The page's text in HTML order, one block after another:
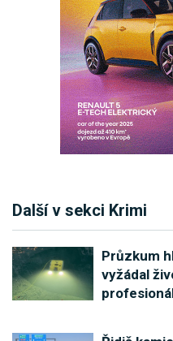
Další v sekci Krimi
Průzkum
vyžádal